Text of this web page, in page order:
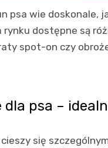
psa wie
dostępne są
spot-on czy
dla psa –
cieszy się